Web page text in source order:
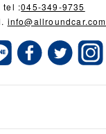
tel :045-349-9735
info@allroundcar.com